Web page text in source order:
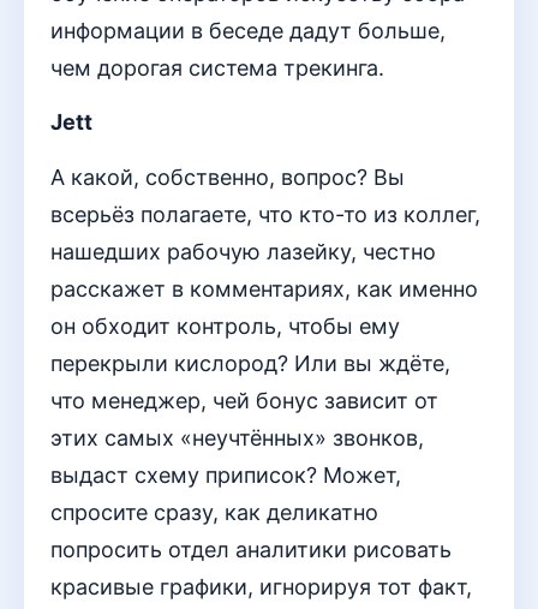
информации в беседе дадут больше,
чем дорогая система трекинга.
Jett
А какой, собственно, вопрос? Вы
всерьёз полагаете, что кто-то из коллег,
нашедших рабочую лазейку, честно
расскажет в комментариях, как именно
он обходит контроль, чтобы ему
перекрыли кислород? Или вы ждёте,
что менеджер, чей бонус зависит от
этих самых «неучтённых» звонков,
выдаст схему приписок? Может,
спросите сразу, как деликатно
попросить отдел аналитики рисовать
красивые графики, игнорируя тот факт,